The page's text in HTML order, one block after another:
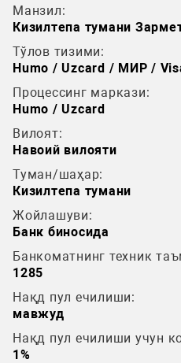
Манзил:
Кизилтепа тумани
Тўлов тизими:
Humo / Uzcard / МИР /
Процессинг маркази:
Humo / Uzcard
Вилоят:
Навоий вилояти
Туман/шаҳар:
Кизилтепа тумани
Жойлашуви:
Банк биносида
Банкоматнинг техник
1285
Нақд пул ечилиши:
мавжуд
Нақд пул ечилиши учун
1%